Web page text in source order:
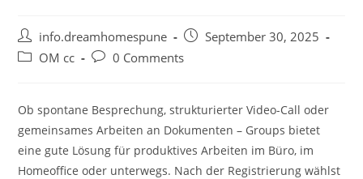
Post
author:
info.dreamhomespune
PostSeptember 30, 2025
PostOM cc
Post0 Comments
Ob spontane Besprechung, strukturierter Video-Call oder
gemeinsames Arbeiten an Dokumenten – Groups bietet
eine gute Lösung für produktives Arbeiten im Büro, im
Homeoffice oder unterwegs. Nach der Registrierung wählst